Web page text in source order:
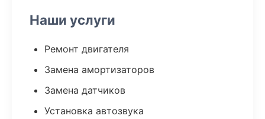
Наши услуги
Ремонт двигателя
Замена амортизаторов
Замена датчиков
Установка автозвука